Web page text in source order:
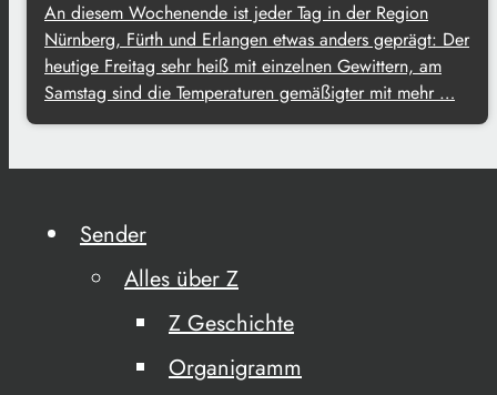
An diesem Wochenende ist jeder Tag in der Region
Nürnberg, Fürth und Erlangen etwas anders geprägt: Der
heutige Freitag sehr heiß mit einzelnen Gewittern, am
Samstag sind die Temperaturen gemäßigter mit mehr …
Sender
Alles über Z
Z Geschichte
Organigramm